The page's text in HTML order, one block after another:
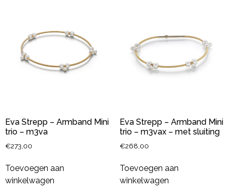
Eva Strepp – Armband Mini
trio – m3va
€273,00
Toevoegen aan
winkelwagen
Eva Strepp – Armband Mini
trio – m3vax – met sluiting
€268,00
Toevoegen aan
winkelwagen